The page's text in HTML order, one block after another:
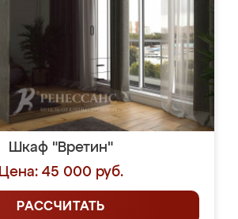
Шкаф "Вретин"
Цена: 45 000 руб.
РАССЧИТАТЬ